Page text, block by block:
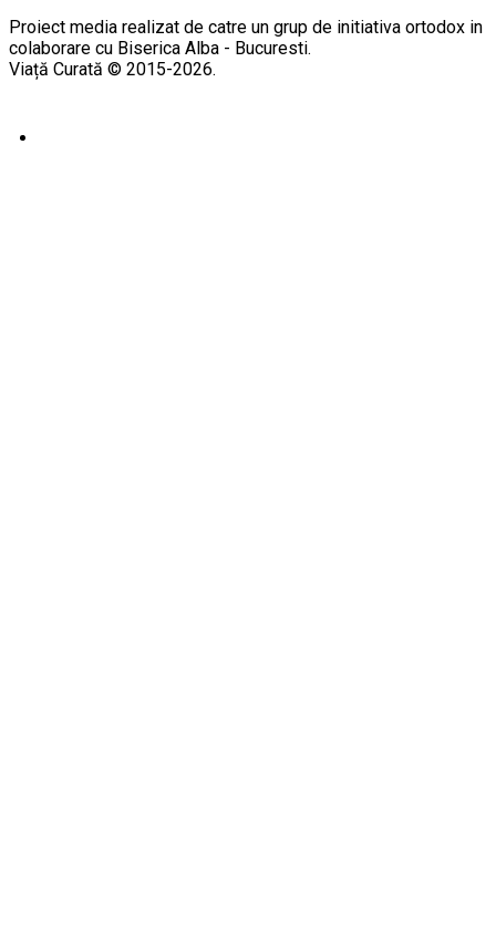
Proiect media realizat de catre un grup de initiativa ortodox in
colaborare cu Biserica Alba - Bucuresti.
Viață Curată © 2015-2026.